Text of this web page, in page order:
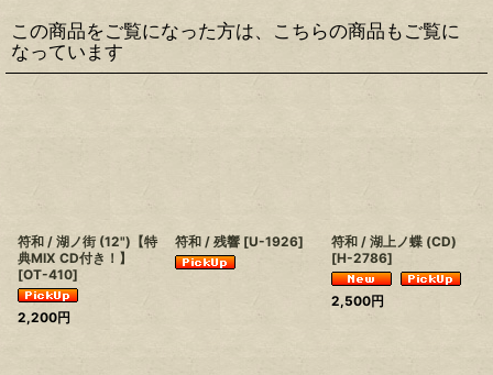
この商品をご覧になった方は、こちらの商品もご覧に
なっています
符和 / 湖ノ街 (12")【特
典MIX CD付き！】
[OT-410]
2,200円
符和 / 残響 [U-1926]
符和 / 湖上ノ蝶 (CD)
[H-2786]
2,500円